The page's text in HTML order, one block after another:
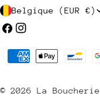
P
a
/
Belgique (EUR €)
Facebook
Instagram
© 2026 La Boucherie
Méthodes
payement